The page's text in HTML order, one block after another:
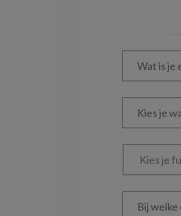
Wat
Kies
Kies
Bij
welke